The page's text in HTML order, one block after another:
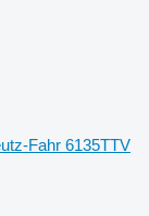
Fahr 6135TTV